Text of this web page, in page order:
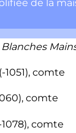
de la
(-1051), comte
comte
comte